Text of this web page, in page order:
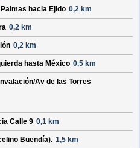
hacia Ejido 0,2 km
0,2 km
0,2 km
hasta México 0,5 km
Av de las Torres
Calle 9 0,1 km
Buendía). 1,5 km